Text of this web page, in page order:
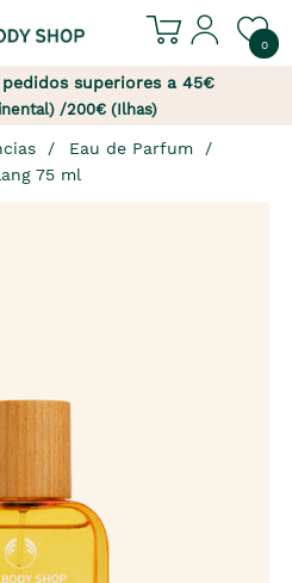
0
superiores a 45€
/200€ (Ilhas)
Eau de Parfum
75 ml